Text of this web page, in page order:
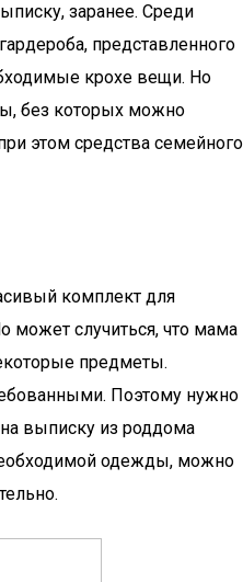
заранее. Среди
представленного
крохе вещи. Но
без которых можно
этом средства семейного
комплект для
может случиться, что мама
предметы.
Поэтому нужно
выписку из роддома
одежды, можно